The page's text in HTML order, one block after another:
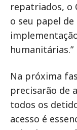
repatriados, o
o seu papel
humanitárias.”
Na próxima
precisarão de
todos os
acesso é